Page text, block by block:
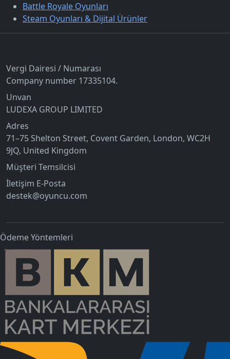
Battle Royale Oyunları
Steam Oyunları & Dijital Ürünler
Vergi Dairesi / Numarası
Company number 17335104.
Unvan
LUDEXA GROUP LIMITED
Adres
71–75 Shelton Street, Covent Garden, London, WC2H
9JQ, United Kingdom
Müşteri Temsilcisi
İletişim E-Posta
destek@oyuncu.com
Ödeme Yöntemleri